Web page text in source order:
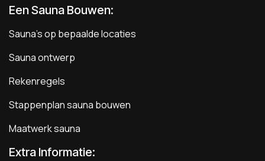
Een Sauna Bouwen:
Sauna's op bepaalde locaties
Sauna ontwerp
Rekenregels
Stappenplan sauna bouwen
Maatwerk sauna
Extra Informatie: